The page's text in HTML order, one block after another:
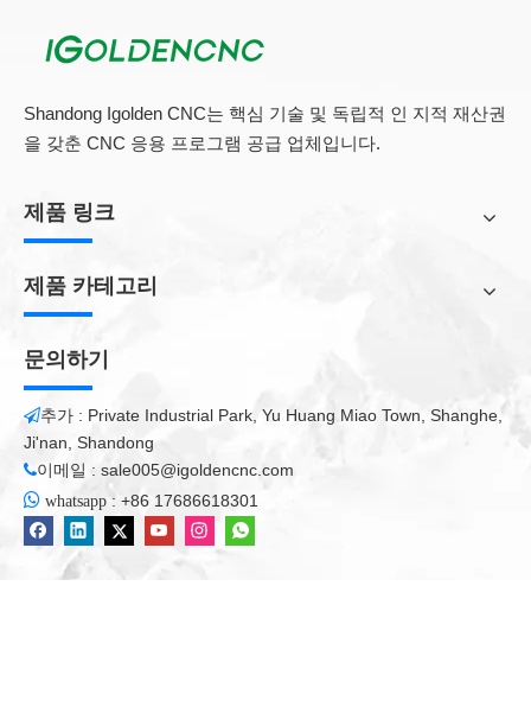
2. Die 산업 : 구리 조각, 알루미늄 조각, 금속 금형, 플라스틱 시
3. 헤비 컷 기계 피라미드 타입 석
4. 보석 생산에 널리 사용됩니다.
Shandong Igolden CNC Technology Co., Ltd. , 일본, 독일 등. 더
많은 선택을 위해 우리를 방문해 주시기 바랍니다.
Shandong Igolden CNC는 핵심 기술 및 독립적 인 지적 재산권
을 갖춘 CNC 응용 프로그램 공급 업체입니다.
제품 링크
제품 카테고리
문의하기
추가 : Private Industrial Park, Yu Huang Miao Town, Shanghe,
Ji'nan, Shandong
이메일 : sale005@igoldencnc.com
 whatsapp : +86 17686618301